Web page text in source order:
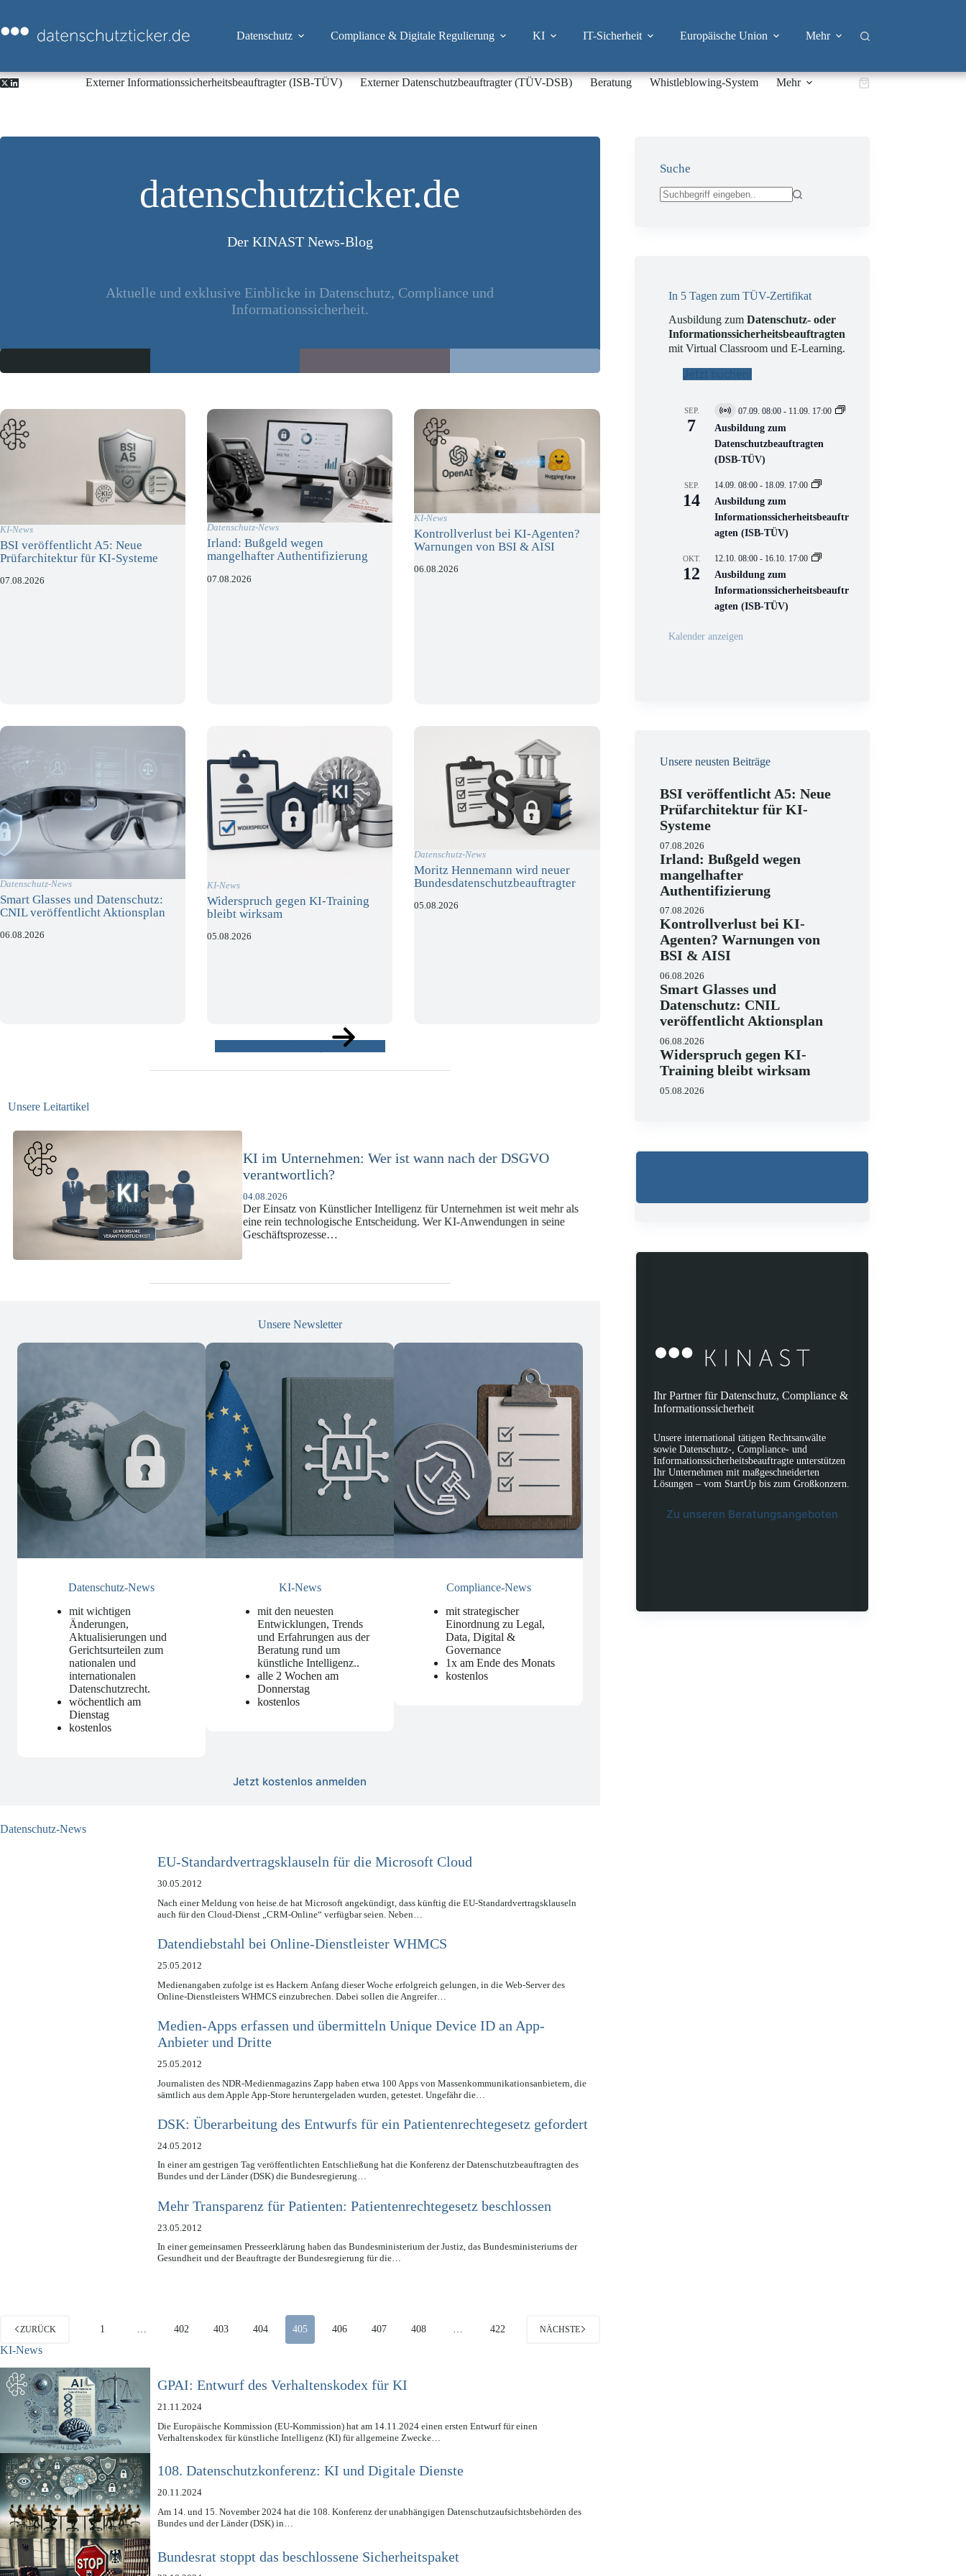
springen
Datenschutz Compliance & Digitale Regulierung KI IT-Sicherheit Europäische Union Mehr
Externer Informationssicherheitsbeauftragter (ISB-TÜV) Externer Datenschutzbeauftragter (TÜV-DSB) Beratung Whistleblowing-System Mehr Warenkorb
datenschutzticker.de
Der KINAST News-Blog
Aktuelle und exklusive Einblicke in Datenschutz, Compliance und
Informationssicherheit.
KI-News
BSI veröffentlicht A5: Neue
Prüfarchitektur für KI-Systeme
07.08.2026
Datenschutz-News
Irland: Bußgeld wegen
mangelhafter Authentifizierung
07.08.2026
KI-News
Kontrollverlust bei KI-Agenten?
Warnungen von BSI & AISI
06.08.2026
Datenschutz-News
Smart Glasses und Datenschutz:
CNIL veröffentlicht Aktionsplan
06.08.2026
KI-News
Widerspruch gegen KI-Training
bleibt wirksam
05.08.2026
Datenschutz-News
Moritz Hennemann wird neuer
Bundesdatenschutzbeauftragter
05.08.2026
Unsere Leitartikel
KI-Compliance in der Versicherungswirtschaft mit DORA,
DSGVO und KI-VO
07.07.2026
Die europäische Digitalregulierung hat in den vergangenen Jahren eine
enorme Komplexität erreicht, die insbesondere Unternehmen der Finanz-
und Versicherungswirtschaft vor…
KI hält zunehmend Einzug
Unsere Newsletter
Datenschutz-News
mit wichtigen
Änderungen,
Aktualisierungen und
Gerichtsurteilen zum
nationalen und
internationalen
Datenschutzrecht.
wöchentlich am
Dienstag
kostenlos
KI-News
mit den neuesten
Entwicklungen, Trends
und Erfahrungen aus der
Beratung rund um
künstliche Intelligenz..
alle 2 Wochen am
Donnerstag
kostenlos
Compliance-News
mit strategischer
Einordnung zu Legal,
Data, Digital &
Governance
1x am Ende des Monats
kostenlos
Jetzt kostenlos anmelden
Datenschutz-News
EU-Standardvertragsklauseln für die Microsoft Cloud
30.05.2012
Nach einer Meldung von heise.de hat Microsoft angekündigt, dass künftig die EU-Standardvertragsklauseln
auch für den Cloud-Dienst „CRM-Online“ verfügbar seien. Neben…
Datendiebstahl bei Online-Dienstleister WHMCS
25.05.2012
Medienangaben zufolge ist es Hackern Anfang dieser Woche erfolgreich gelungen, in die Web-Server des
Online-Dienstleisters WHMCS einzubrechen. Dabei sollen die Angreifer…
Medien-Apps erfassen und übermitteln Unique Device ID an App-
Anbieter und Dritte
25.05.2012
Journalisten des NDR-Medienmagazins Zapp haben etwa 100 Apps von Massenkommunikationsanbietern, die
sämtlich aus dem Apple App-Store heruntergeladen wurden, getestet. Ungefähr die…
DSK: Überarbeitung des Entwurfs für ein Patientenrechtegesetz gefordert
24.05.2012
In einer am gestrigen Tag veröffentlichten Entschließung hat die Konferenz der Datenschutzbeauftragten des
Bundes und der Länder (DSK) die Bundesregierung…
Mehr Transparenz für Patienten: Patientenrechtegesetz beschlossen
23.05.2012
In einer gemeinsamen Presseerklärung haben das Bundesministerium der Justiz, das Bundesministeriums der
Gesundheit und der Beauftragte der Bundesregierung für die…
ZURÜCK 1 402 403 404 405 406 407 408 422 NÄCHSTE
KI-News
GPAI: Entwurf des Verhaltenskodex für KI
21.11.2024
Die Europäische Kommission (EU-Kommission) hat am 14.11.2024 einen ersten Entwurf für einen
Verhaltenskodex für künstliche Intelligenz (KI) für allgemeine Zwecke…
108. Datenschutzkonferenz: KI und Digitale Dienste
20.11.2024
Am 14. und 15. November 2024 hat die 108. Konferenz der unabhängigen Datenschutzaufsichtsbehörden des
Bundes und der Länder (DSK) in…
Bundesrat stoppt das beschlossene Sicherheitspaket
Suche
In 5 Tagen zum TÜV-Zertifikat
Ausbildung zumDatenschutz- oder
Informationssicherheitsbeauftragten
mit Virtual Classroom und E-Learning.
Jetzt buchen!
SEP.
7
V
i
t
u
l
V
e
r
n
s
t
a
t
n
07.09. 08:00 - 11.09. 17:00
Ausbildung zum
Datenschutzbeauftragten
(DSB-TÜV)
SEP.
14
14.09. 08:00 - 18.09. 17:00
Ausbildung zum
Informationssicherheitsbeauftr
agten (ISB-TÜV)
OKT.
12
12.10. 08:00 - 16.10. 17:00
Ausbildung zum
Informationssicherheitsbeauftr
agten (ISB-TÜV)
Kalender anzeigen
Unsere neusten Beiträge
BSI veröffentlicht A5: Neue
Prüfarchitektur für KI-
Systeme
07.08.2026
Irland: Bußgeld wegen
mangelhafter
Authentifizierung
07.08.2026
Kontrollverlust bei KI-
Agenten? Warnungen von
BSI & AISI
06.08.2026
Smart Glasses und
Datenschutz: CNIL
veröffentlicht Aktionsplan
06.08.2026
Widerspruch gegen KI-
Training bleibt wirksam
05.08.2026
Ihr Partner für Datenschutz, Compliance &
Informationssicherheit
Unsere international tätigen Rechtsanwälte
sowie Datenschutz-, Compliance- und
Informationssicherheitsbeauftragte unterstützen
Ihr Unternehmen mit maßgeschneiderten
Lösungen – vom StartUp bis zum Großkonzern.
Zu unseren Beratungsangeboten